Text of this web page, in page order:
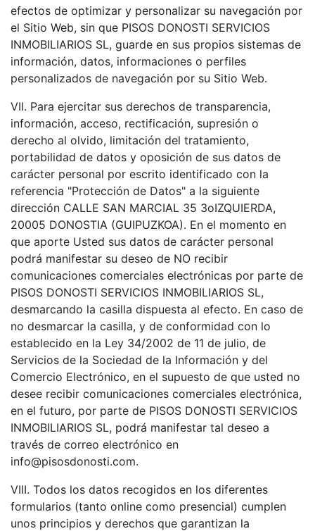
efectos de optimizar y personalizar su navegación por
el Sitio Web, sin que PISOS DONOSTI SERVICIOS
INMOBILIARIOS SL, guarde en sus propios sistemas de
información, datos, informaciones o perfiles
personalizados de navegación por su Sitio Web.
VII. Para ejercitar sus derechos de transparencia,
información, acceso, rectificación, supresión o
derecho al olvido, limitación del tratamiento,
portabilidad de datos y oposición de sus datos de
carácter personal por escrito identificado con la
referencia "Protección de Datos" a la siguiente
dirección CALLE SAN MARCIAL 35 3oIZQUIERDA,
20005 DONOSTIA (GUIPUZKOA). En el momento en
que aporte Usted sus datos de carácter personal
podrá manifestar su deseo de NO recibir
comunicaciones comerciales electrónicas por parte de
PISOS DONOSTI SERVICIOS INMOBILIARIOS SL,
desmarcando la casilla dispuesta al efecto. En caso de
no desmarcar la casilla, y de conformidad con lo
establecido en la Ley 34/2002 de 11 de julio, de
Servicios de la Sociedad de la Información y del
Comercio Electrónico, en el supuesto de que usted no
desee recibir comunicaciones comerciales electrónica,
en el futuro, por parte de PISOS DONOSTI SERVICIOS
INMOBILIARIOS SL, podrá manifestar tal deseo a
través de correo electrónico en
info@pisosdonosti.com.
VIII. Todos los datos recogidos en los diferentes
formularios (tanto online como presencial) cumplen
unos principios y derechos que garantizan la